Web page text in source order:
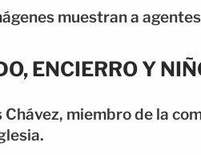
muestran a
ENCIERRO Y
Chávez, miembro de la